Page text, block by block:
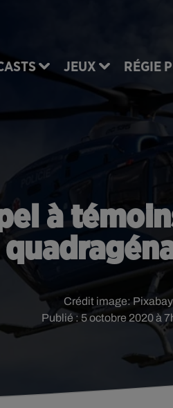
JEUX RÉGIE
à
Publié : 5 octobre 2020 à
Crédit image: